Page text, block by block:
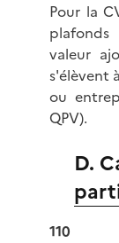
Pour la
valeur
s'élèvent
ou
QPV).
D.
110